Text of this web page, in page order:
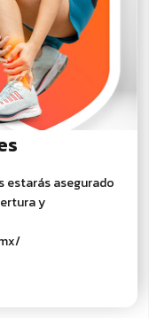
estarás asegurado
y